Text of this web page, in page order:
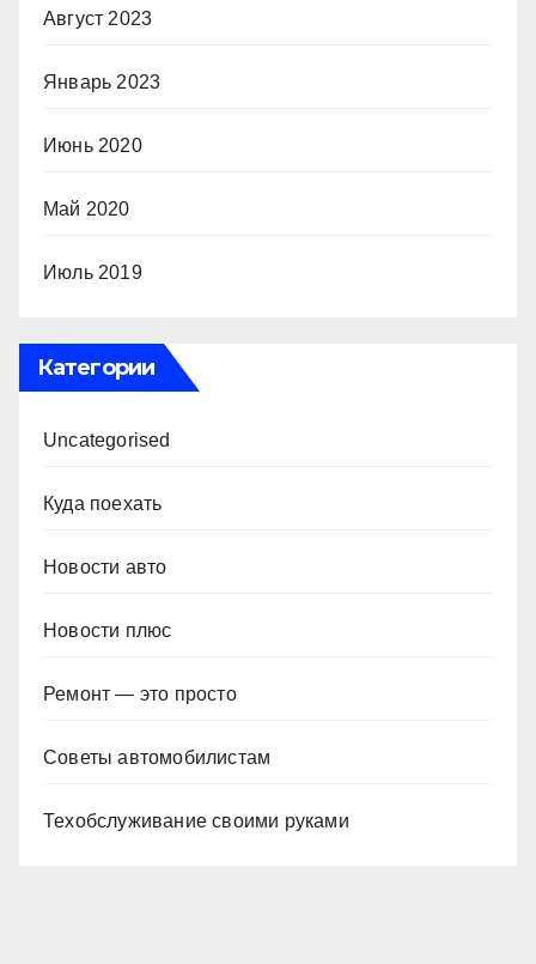
Август 2023
Январь 2023
Июнь 2020
Май 2020
Июль 2019
Категории
Uncategorised
Куда поехать
Новости авто
Новости плюс
Ремонт — это просто
Советы автомобилистам
Техобслуживание своими руками